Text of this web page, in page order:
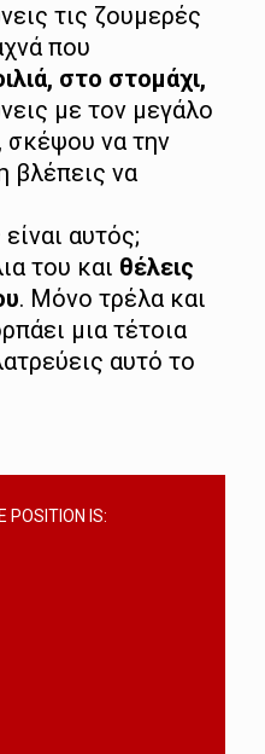
τις ζουμερές
που
στο στομάχι,
με τον μεγάλο
σκέψου να την
βλέπεις να
αυτός;
του και θέλεις
. Μόνο τρέλα και
μια τέτοια
αυτό το
POSITION IS: